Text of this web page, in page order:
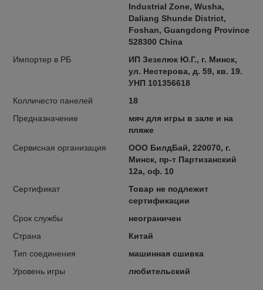
Industrial Zone, Wusha,
Daliang Shunde District,
Foshan, Guangdong Province
528300 China
Импортер в РБ
ИП Зезелюк Ю.Г., г. Минск,
ул. Нестерова, д. 59, кв. 19.
УНП 101356618
Колличесто панелей
18
Предназначение
мяч для игры в зале и на
пляже
Сервисная организация
ООО БилдБай, 220070, г.
Минск, пр-т Партизанский
12а, оф. 10
Сертификат
Товар не подлежит
сертификации
Срок службы
неограничен
Страна
Китай
Тип соединения
машинная сшивка
Уровень игры
любительский